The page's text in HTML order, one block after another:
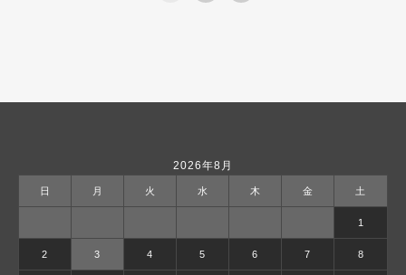
2026年8月
日 月 火 水 木 金 土
1
2 3 4 5 6 7 8